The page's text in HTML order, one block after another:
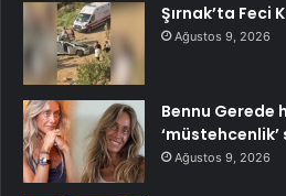
Şırnak’ta Feci
Ağustos 9, 2026
Bennu Gerede
Ağustos 9, 2026